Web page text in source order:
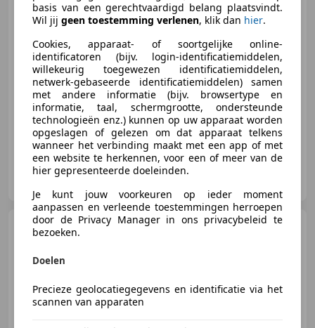
€ 34.945
06/2022 46.541 km Benzine
110 kW (150 PK)
Autobetaalbaar.nl
Hyundai KONA EV
basis van een gerechtvaardigd belang plaatsvindt.
Wil jij geen toestemming verlenen, klik dan hier.
Cookies, apparaat- of soortgelijke online-
identificatoren (bijv. login-identificatiemiddelen,
willekeurig toegewezen identificatiemiddelen,
netwerk-gebaseerde identificatiemiddelen) samen
met andere informatie (bijv. browsertype en
informatie, taal, schermgrootte, ondersteunde
technologieën enz.) kunnen op uw apparaat worden
opgeslagen of gelezen om dat apparaat telkens
wanneer het verbinding maakt met een app of met
een website te herkennen, voor een of meer van de
hier gepresenteerde doeleinden.
Je kunt jouw voorkeuren op ieder moment
aanpassen en verleende toestemmingen herroepen
door de Privacy Manager in ons privacybeleid te
bezoeken.
Doelen
Precieze geolocatiegegevens en identificatie via het
scannen van apparaten